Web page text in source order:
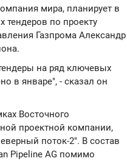
мира, планирует в
тендеров по проекту
Газпрома Александр
на ряд ключевых
в январе", - сказал он
Восточного
проектной компании,
поток-2". В состав
Pipeline AG помимо